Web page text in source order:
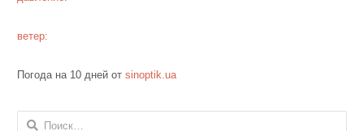
ветер:
Погода на 10 дней от sinoptik.ua
Найти: